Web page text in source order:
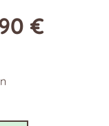
€
Dieses